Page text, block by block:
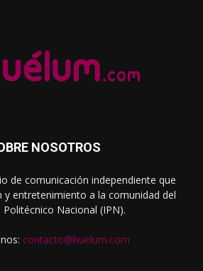
NOSOTROS
de comunicación independiente que
entretenimiento a la comunidad del
Nacional (IPN).
contacto@huelum.com